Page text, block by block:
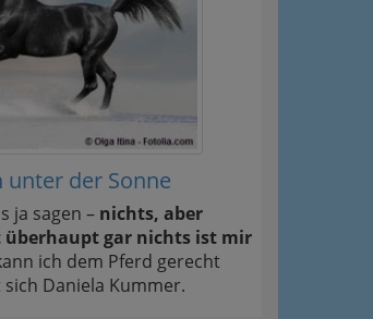
unter der Sonne
ja sagen – nichts, aber
überhaupt gar nichts ist mir
ich dem Pferd gerecht
Daniela Kummer.